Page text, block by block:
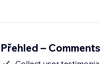
Přehled – Comments